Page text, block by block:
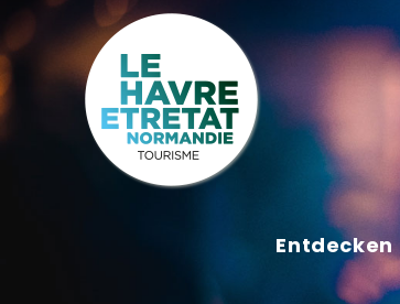
Entdecken
Cookies management panel